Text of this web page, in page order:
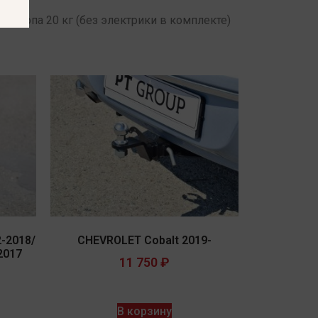
20 кг (без электрики в комплекте)
2018/
CHEVROLET Cobalt 2019-
11 750 ₽
В корзину